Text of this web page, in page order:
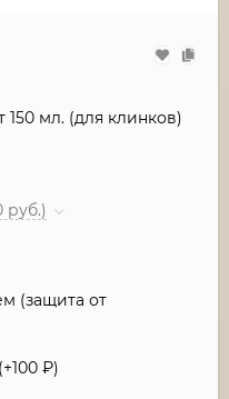
мл. (для клинков)
руб.)
(защита от
100 ₽)